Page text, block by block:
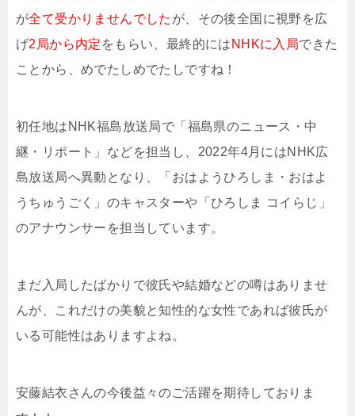
が全て受かりませんでした が、その後全国に視野を広
げ2局から内定 をもらい、最終的には NHKに入局できた
ことから、めでたしめでたしですね！
初任地はNHK福島放送局で「福島県のニュース・中
継・リポート」などを担当し、2022年4月にはNHK広
島放送局へ異動となり、「おはようひろしま・おはよ
うちゅうごく」のキャスターや「ひろしま コイらじ」
のアナウンサーを担当しています。
まだ入局したばかりで彼氏や結婚などの噂はありませ
んが、これだけの美貌と知性的な女性であれば彼氏が
いる可能性はありますよね。
安藤結衣さんの今後益々のご活躍を期待しておりま